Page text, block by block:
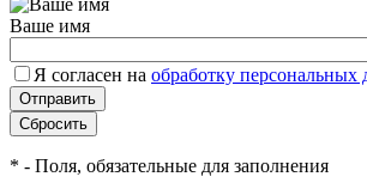
Ваше имя
Я согласен на обработку персональных
* - Поля, обязательные для заполнения